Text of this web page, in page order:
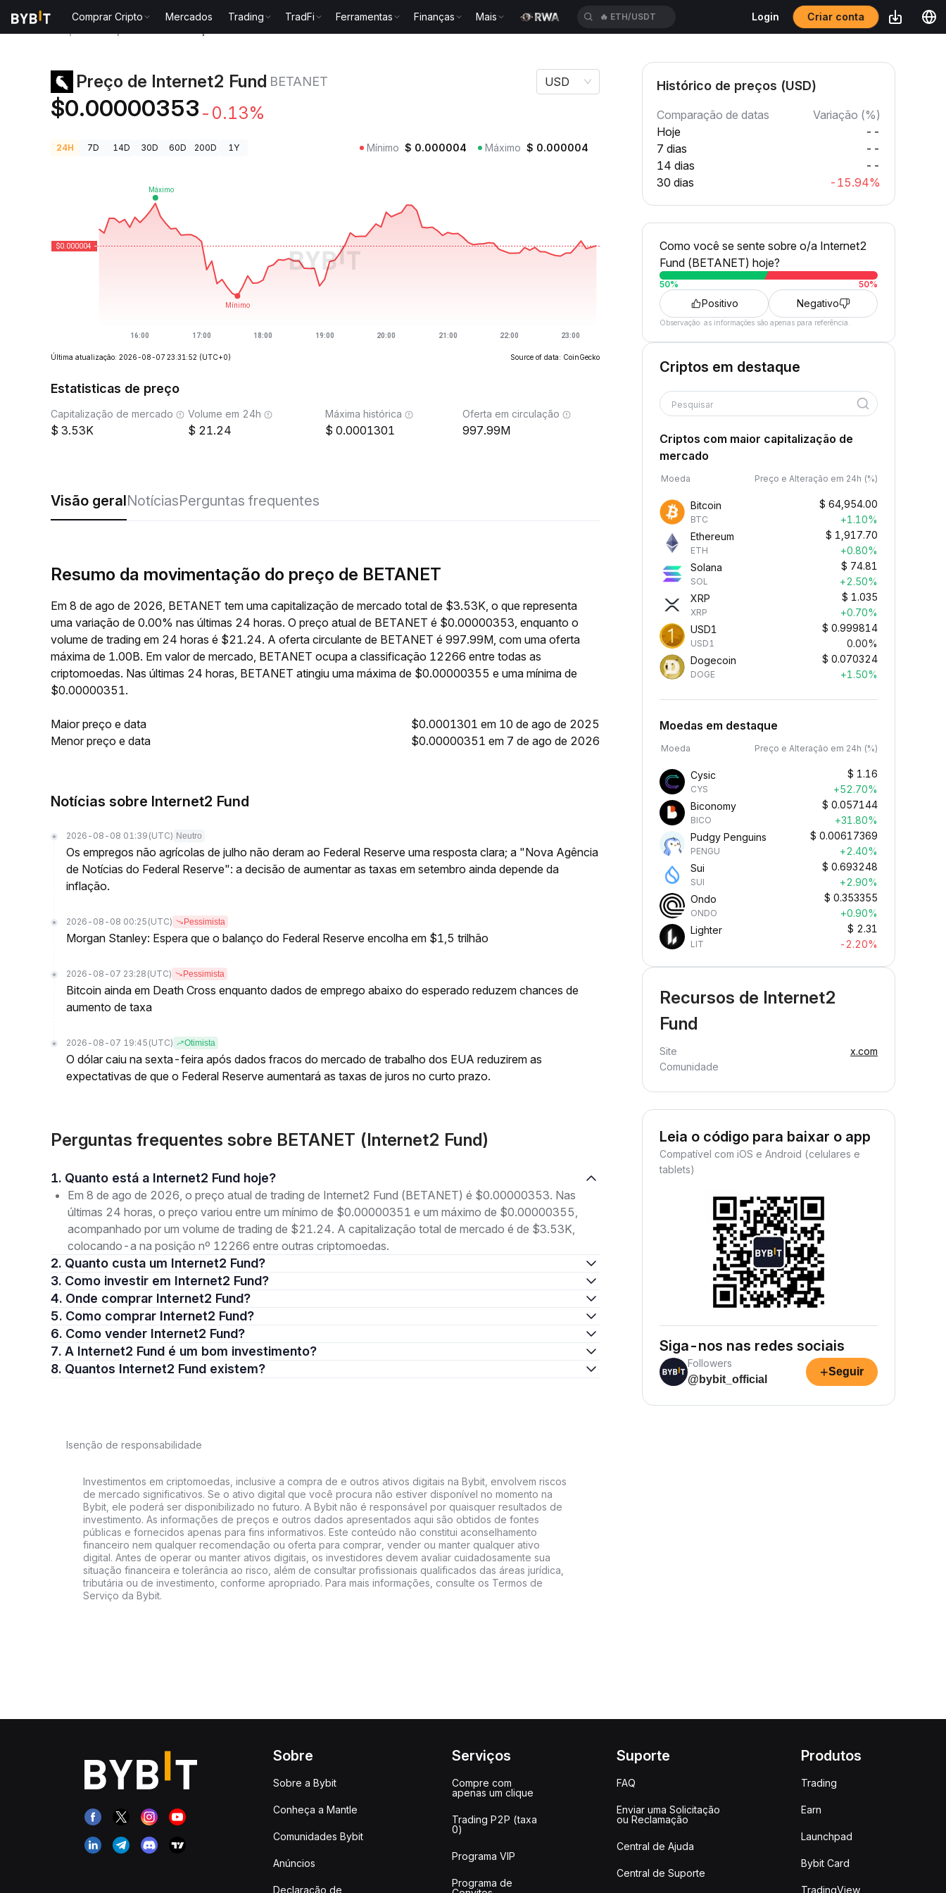
Comprar Cripto Mercados Trading TradFi Ferramentas Finanças Mais 🔥 ETH/USDT Login Criar conta
Preço de Internet2 Fund BETANET
$0.00000353 -0.13%
USD
24H 7D 14D 30D 60D 200D 1Y Mínimo $ 0.000004 Máximo $ 0.000004
Última atualização: 2026-08-07 23:31:52 (UTC+0) Source of data: CoinGecko
Estatisticas de preço
Capitalização de mercado
3.53K
Volume em 24h
21.24
Máxima histórica
0.0001301
Oferta em circulação
997.99M
Visão geralNotíciasPerguntas frequentes
Resumo da movimentação do preço de BETANET
Em 8 de ago de 2026, BETANET tem uma capitalização de mercado total de $3.53K, o que representa
uma variação de 0.00% nas últimas 24 horas. O preço atual de BETANET é $0.00000353, enquanto o
volume de trading em 24 horas é $21.24. A oferta circulante de BETANET é 997.99M, com uma oferta
máxima de 1.00B. Em valor de mercado, BETANET ocupa a classificação 12266 entre todas as
criptomoedas. Nas últimas 24 horas, BETANET atingiu uma máxima de $0.00000355 e uma mínima de
$0.00000351.
Maior preço e data
$0.0001301 em 10 de ago de 2025
Menor preço e data
$0.00000351 em 7 de ago de 2026
Notícias sobre Internet2 Fund
2026-08-08 01:39 (UTC) Neutro
Os empregos não agrícolas de julho não deram ao Federal Reserve uma resposta clara; a "Nova Agência
de Notícias do Federal Reserve": a decisão de aumentar as taxas em setembro ainda depende da
inflação.
2026-08-08 00:25 (UTC) Pessimista
Morgan Stanley: Espera que o balanço do Federal Reserve encolha em $1,5 trilhão
2026-08-07 23:28 (UTC) Pessimista
Bitcoin ainda em Death Cross enquanto dados de emprego abaixo do esperado reduzem chances de
aumento de taxa
2026-08-07 19:45 (UTC) Otimista
O dólar caiu na sexta-feira após dados fracos do mercado de trabalho dos EUA reduzirem as
expectativas de que o Federal Reserve aumentará as taxas de juros no curto prazo.
Perguntas frequentes sobre BETANET (Internet2 Fund)
1. Quanto está a Internet2 Fund hoje?
Em 8 de ago de 2026, o preço atual de trading de Internet2 Fund (BETANET) é $0.00000353. Nas
últimas 24 horas, o preço variou entre um mínimo de $0.00000351 e um máximo de $0.00000355,
acompanhado por um volume de trading de $21.24. A capitalização total de mercado é de $3.53K,
colocando-a na posição nº 12266 entre outras criptomoedas.
2. Quanto custa um Internet2 Fund?
3. Como investir em Internet2 Fund?
4. Onde comprar Internet2 Fund?
5. Como comprar Internet2 Fund?
6. Como vender Internet2 Fund?
7. A Internet2 Fund é um bom investimento?
8. Quantos Internet2 Fund existem?
Isenção de responsabilidade
Investimentos em criptomoedas, inclusive a compra de e outros ativos digitais na Bybit, envolvem riscos
de mercado significativos. Se o ativo digital que você procura não estiver disponível no momento na
Bybit, ele poderá ser disponibilizado no futuro. A Bybit não é responsável por quaisquer resultados de
investimento. As informações de preços e outros dados apresentados aqui são obtidos de fontes
públicas e fornecidos apenas para fins informativos. Este conteúdo não constitui aconselhamento
financeiro nem qualquer recomendação ou oferta para comprar, vender ou manter qualquer ativo
digital. Antes de operar ou manter ativos digitais, os investidores devem avaliar cuidadosamente sua
situação financeira e tolerância ao risco, além de consultar profissionais qualificados das áreas jurídica,
tributária ou de investimento, conforme apropriado. Para mais informações, consulte os Termos de
Serviço da Bybit.
Histórico de preços (USD)
Comparação de datas
Variação (%)
Hoje
--
7 dias
--
14 dias
--
30 dias
-15.94%
Como você se sente sobre o/a Internet2
Fund (BETANET) hoje?
50% 50%
Positivo Negativo
Observação: as informações são apenas para referência.
Criptos em destaque
Pesquisar
Criptos com maior capitalização de
mercado
Moeda Preço e Alteração em 24h (%)
Bitcoin
BTC
$ 64,954.00
+1.10%
Ethereum
ETH
$ 1,917.70
+0.80%
Solana
SOL
$ 74.81
+2.50%
XRP
XRP
$ 1.035
+0.70%
USD1
USD1
$ 0.999814
0.00%
Dogecoin
DOGE
$ 0.070324
+1.50%
Moedas em destaque
Moeda Preço e Alteração em 24h (%)
Cysic
CYS
$ 1.16
+52.70%
Biconomy
BICO
$ 0.057144
+31.80%
Pudgy Penguins
PENGU
$ 0.00617369
+2.40%
Sui
SUI
$ 0.693248
+2.90%
Ondo
ONDO
$ 0.353355
+0.90%
Lighter
LIT
$ 2.31
-2.20%
Recursos de Internet2
Fund
Site
x.com
Comunidade
Leia o código para baixar o app
Compatível com iOS e Android (celulares e
tablets)
Siga-nos nas redes sociais
Followers
@bybit_official
+Seguir
Sobre
Sobre a Bybit
Conheça a Mantle
Comunidades Bybit
Anúncios
Declaração de
Serviços
Compre com
apenas um clique
Trading P2P (taxa
0)
Programa VIP
Programa de
Suporte
FAQ
Enviar uma Solicitação
ou Reclamação
Central de Ajuda
Central de Suporte
Produtos
Trading
Earn
Launchpad
Bybit Card
TradingView